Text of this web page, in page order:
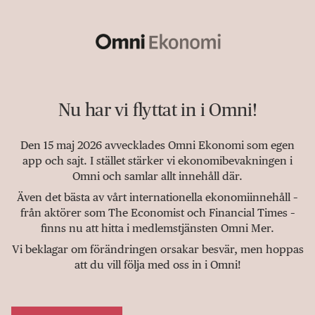
Nu har vi flyttat in i Omni!
Den 15 maj 2026 avvecklades Omni Ekonomi som egen
app och sajt. I stället stärker vi ekonomibevakningen i
Omni och samlar allt innehåll där.
Även det bästa av vårt internationella ekonomiinnehåll –
från aktörer som The Economist och Financial Times –
finns nu att hitta i medlemstjänsten Omni Mer.
Vi beklagar om förändringen orsakar besvär, men hoppas
att du vill följa med oss in i Omni!